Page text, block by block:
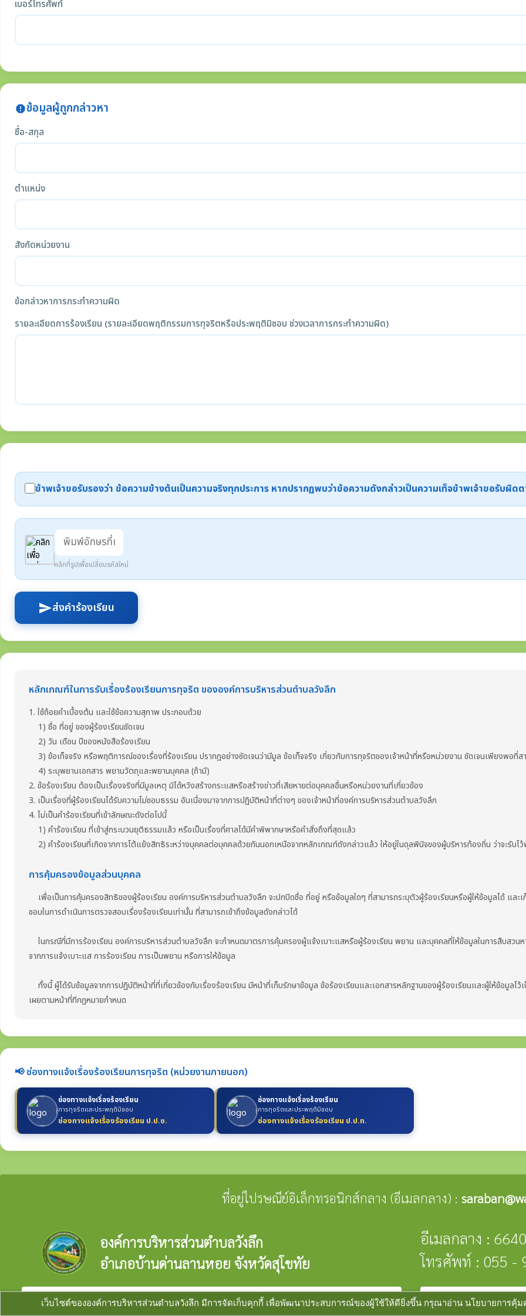
เว็บไซต์ขององค์การบริหารส่วนตำบลวังลึก มีการจัดเก็บคุกกี้ เพื่อพัฒนาประสบการณ์ของผู้ใช้ให้ดียิ่งขึ้น กรุณาอ่าน นโยบายการคุ้
เบอร์โทรศัพท์
reportข้อมูลผู้ถูกกล่าวหา
ชื่อ-สกุล
ตำแหน่ง
สังกัดหน่วยงาน
ข้อกล่าวหาการกระทำความผิด
รายละเอียดการร้องเรียน (รายละเอียดพฤติกรรมการทุจริตหรือประพฤติมิชอบ ช่วงเวลาการกระทำความผิด)
ข้าพเจ้าขอรับรองว่า ข้อความข้างต้นเป็นความจริงทุกประการ หากปรากฏพบว่าข้อความดังกล่าวเป็นความเท็จข้าพเจ้าขอรับผิด
คลิกที่รูปเพื่อเปลี่ยนรหัสใหม่
sendส่งคำร้องเรียน
หลักเกณฑ์ในการรับเรื่องร้องเรียนการทุจริต ขององค์การบริหารส่วนตำบลวังลึก
1. ใช้ถ้อยคำเบื้องต้น และใช้ข้อความสุภาพ ประกอบด้วย
1) ชื่อ ที่อยู่ ของผู้ร้องเรียนชัดเจน
2) วัน เดือน ปีของหนังสือร้องเรียน
3) ข้อเท็จจริง หรือพฤติการณ์ของเรื่องที่ร้องเรียน ปรากฎอย่างชัดเจนว่ามีมูล ข้อเท็จจริง เกี่ยวกับการทุจริตของเจ้าหน้าที่หรือหน่วยงาน ชัดเจนเพียงพอที่ส
4) ระบุพยานเอกสาร พยานวัตถุและพยานบุคคล (ถ้ามี)
2. ข้อร้องเรียน ต้องเป็นเรื่องจริงที่มีมูลเหตุ มิได้หวังสร้างกระแสหรือสร้างข่าวที่เสียหายต่อบุคคลอื่นหรือหน่วยงานที่เกี่ยวข้อง
3. เป็นเรื่องที่ผู้ร้องเรียนได้รับความไม่ชอบธรรม อันเนื่องมาจากการปฏิบัติหน้าที่ต่างๆ ของเจ้าหน้าที่องค์การบริหารส่วนตำบลวังลึก
4. ไม่เป็นคำร้องเรียนที่เข้าลักษณะดังต่อไปนี้
1) คำร้องเรียน ที่เข้าสู่กระบวนยุติธรรมแล้ว หรือเป็นเรื่องที่ศาลได้มีคำพิพากษาหรือคำสั่งถึงที่สุดแล้ว
2) คำร้องเรียนที่เกิดจากการโต้แย้งสิทธิระหว่างบุคคลต่อบุคคลด้วยกันนอกเหนือจากหลักเกณฑ์ดังกล่าวแล้ว ให้อยู่ในดุลพินิจของผู้บริหารท้องถิ่น ว่าจะรับไ
การคุ้มครองข้อมูลส่วนบุคคล
เพื่อเป็นการคุ้มครองสิทธิของผู้ร้องเรียน องค์การบริหารส่วนตำบลวังลึก จะปกปิดชื่อ ที่อยู่ หรือข้อมูลใดๆ ที่สามารถระบุตัวผู้ร้องเรียนหรือผู้ให้ข้อมูลได้ และ
ชอบในการดำเนินการตรวจสอบเรื่องร้องเรียนเท่านั้น ที่สามารถเข้าถึงข้อมูลดังกล่าวได้
ในกรณีที่มีการร้องเรียน องค์การบริหารส่วนตำบลวังลึก จะกำหนดมาตรการคุ้มครองผู้แจ้งเบาะแสหรือผู้ร้องเรียน พยาน และบุคคลที่ให้ข้อมูลในการสืบสวน
จากการแจ้งเบาะแส การร้องเรียน การเป็นพยาน หรือการให้ข้อมูล
ทั้งนี้ ผู้ได้รับข้อมูลจากการปฏิบัติหน้าที่ที่เกี่ยวข้องกับเรื่องร้องเรียน มีหน้าที่เก็บรักษาข้อมูล ข้อร้องเรียนและเอกสารหลักฐานของผู้ร้องเรียนและผู้ให้ข้อมูลไ
เผยตามหน้าที่ทีกฎหมายกำหนด
📢 ช่องทางแจ้งเรื่องร้องเรียนการทุจริต (หน่วยงานภายนอก)
ช่องทางแจ้งเรื่องร้องเรียน
การทุจริตและประพฤติมิชอบ
ช่องทางแจ้งเรื่องร้องเรียน ป.ป.ช.
ช่องทางแจ้งเรื่องร้องเรียน
การทุจริตและประพฤติมิชอบ
ช่องทางแจ้งเรื่องร้องเรียน ป.ป.ท.
ที่อยู่ไปรษณีย์อิเล็กทรอนิกส์กลาง (อีเมลกลาง) :
องค์การบริหารส่วนตำบลวังลึก
อำเภอบ้านด่านลานหอย จังหวัดสุโขทัย
อีเมลกลาง :
โทรศัพท์ : 055 -
verified_user ผู้ดูแลระบบ copyright © 2025องค์การบริหารส่วนตำบลวังลึกพัฒนาระบบ :www.ts-local.com public นโยบายเว็บไซต์ นโ